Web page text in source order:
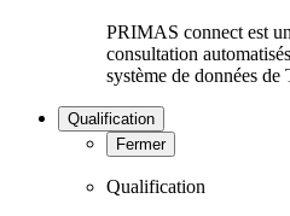
PRIMAS connect est
consultation
système de données
Qualification
Fermer
Qualification